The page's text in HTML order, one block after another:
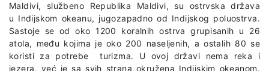
Maldivi, službeno Republika Maldivi, su ostrvska država
u Indijskom okeanu, jugozapadno od Indijskog poluostrva.
Sastoje se od oko 1200 koralnih ostrva grupisanih u 26
atola, među kojima je oko 200 naseljenih, a ostalih 80 se
koristi za potrebe turizma. U ovoj državi nema reka i
jezera, već je sa svih strana okružena Indijskim okeanom.